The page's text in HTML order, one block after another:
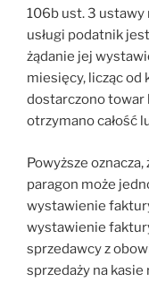
106b ust. 3 ustawy
usługi podatnik
żądanie jej
miesięcy, licząc od
dostarczono towar
otrzymano całość
Powyższe
paragon może
wystawienie
wystawienie
sprzedawcy z
sprzedaży na